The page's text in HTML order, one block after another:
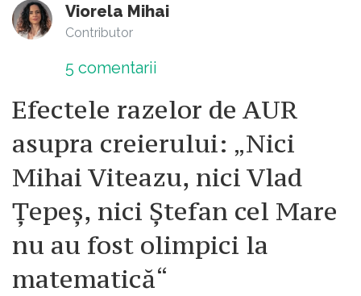
Viorela Mihai
Contributor
5 comentarii
Efectele razelor de AUR
asupra creierului: „Nici
Mihai Viteazu, nici Vlad
Țepeș, nici Ștefan cel Mare
nu au fost olimpici la
matematică“